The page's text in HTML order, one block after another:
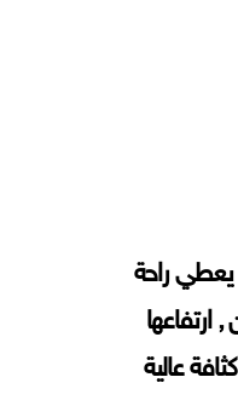
يعطي راحة
كثافة عالية